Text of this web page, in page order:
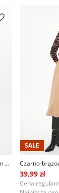
Uniwersalny sweter z nadrukiem w kwiaty
SALE
Czarno-
39,99 zł
Cena